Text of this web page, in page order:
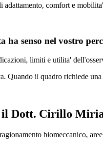
comfort e
ha senso nel vostro
limiti e utilita'
il quadro richiede
il Dott. Cirillo
biomeccanico,